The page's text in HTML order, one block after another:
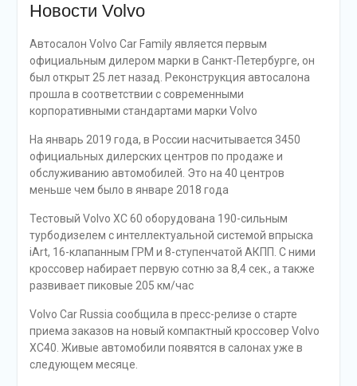
Новости Volvo
Автосалон Volvo Car Family является первым
официальным дилером марки в Санкт-Петербурге, он
был открыт 25 лет назад. Реконструкция автосалона
прошла в соответствии с современными
корпоративными стандартами марки Volvo
На январь 2019 года, в России насчитывается 3450
официальных дилерских центров по продаже и
обслуживанию автомобилей. Это на 40 центров
меньше чем было в январе 2018 года
Тестовый Volvo XC 60 оборудована 190-сильным
турбодизелем с интеллектуальной системой впрыска
iArt, 16-клапанным ГРМ и 8-ступенчатой АКПП. С ними
кроссовер набирает первую сотню за 8,4 сек., а также
развивает пиковые 205 км/час
Volvo Car Russia сообщила в пресс-релизе о старте
приема заказов на новый компактный кроссовер Volvo
XC40. Живые автомобили появятся в салонах уже в
следующем месяце.